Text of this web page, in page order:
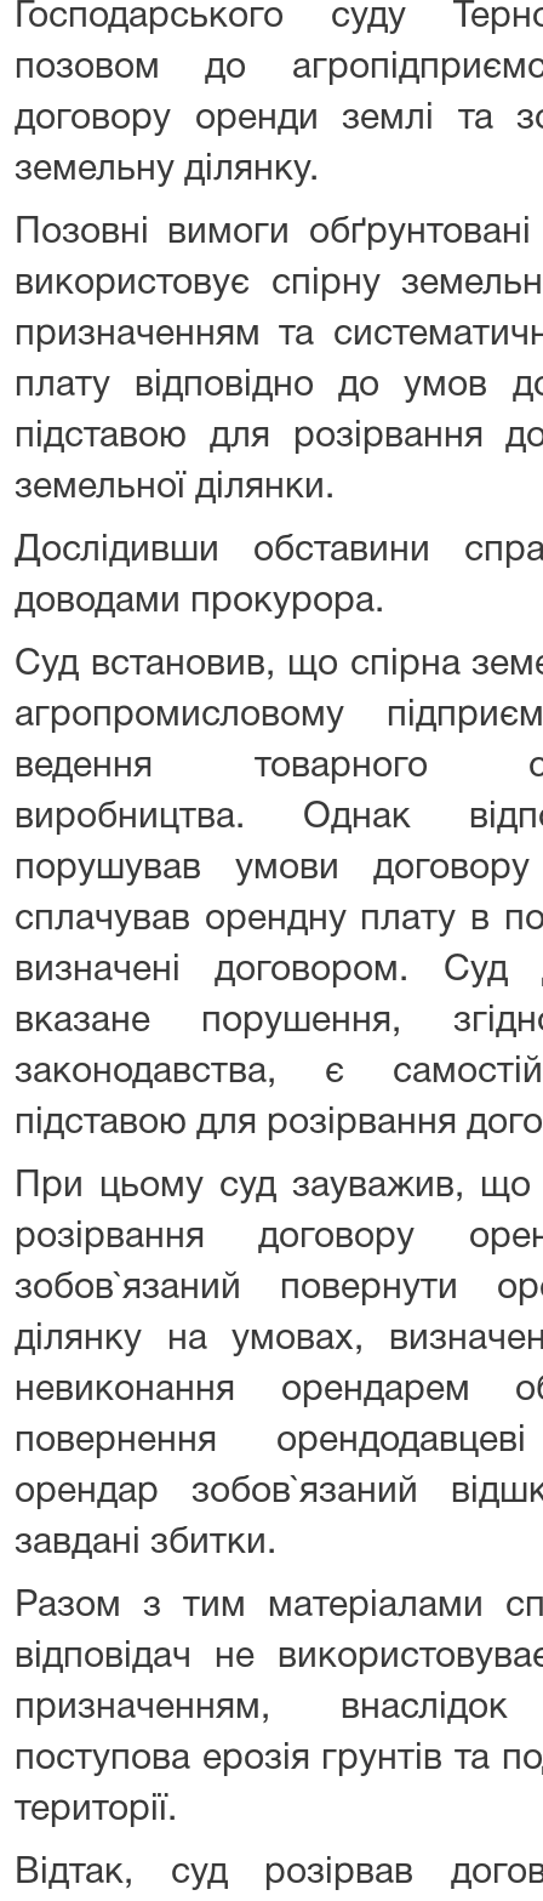
Господарського суду
позовом до
договору оренди землі та
земельну ділянку.
Позовні вимоги
використовує спірну
призначенням та
плату відповідно до умов
підставою для розірвання
земельної ділянки.
Дослідивши обставини
доводами прокурора.
Суд встановив, що спірна
агропромисловому
ведення товарного
виробництва. Однак
порушував умови
сплачував орендну плату в
визначені договором.
вказане порушення,
законодавства, є
підставою для розірвання
При цьому суд зауважив, що
розірвання договору
зобов`язаний повернути
ділянку на умовах,
невиконання орендарем
повернення
орендар зобов`язаний
завдані збитки.
Разом з тим матеріалами
відповідач не
призначенням,
поступова ерозія грунтів та
території.
Відтак, суд розірвав